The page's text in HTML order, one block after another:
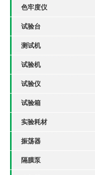
色牢度仪
试验台
测试机
试验机
试验仪
试验箱
实验耗材
振荡器
隔膜泵